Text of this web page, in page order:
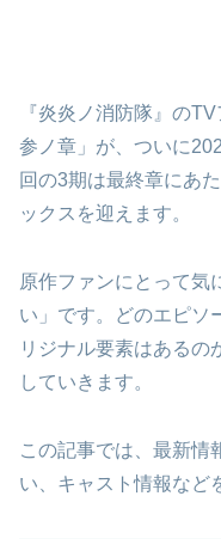
『炎炎ノ消防隊』の
参ノ章」が、ついに
回の3期は最終章にあ
ックスを迎えます。
原作ファンにとって気
い」です。どのエピソ
リジナル要素はあるの
していきます。
この記事では、最新情
い、キャスト情報など